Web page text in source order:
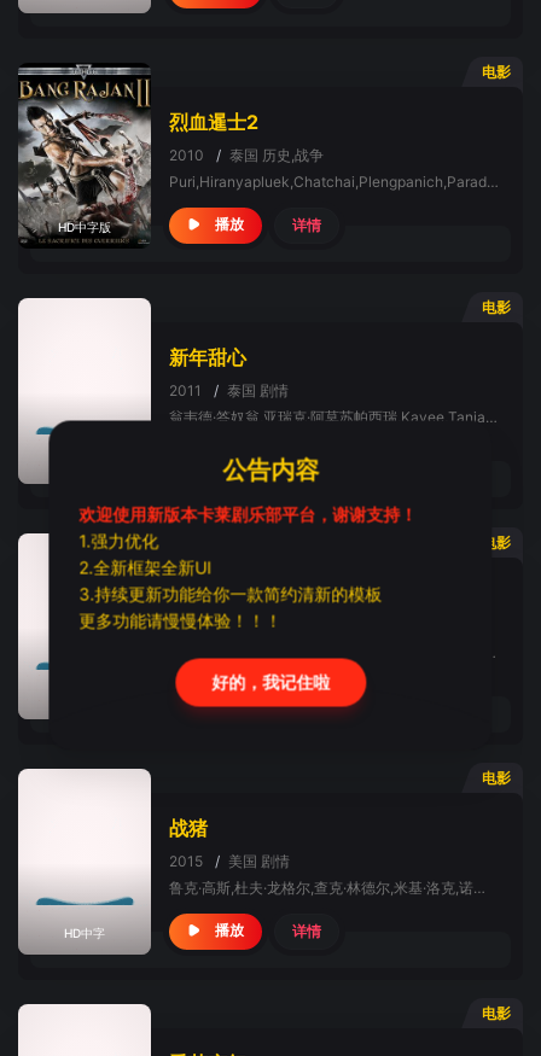
电影
HD中字版
烈血暹士2
2010 / 泰国 历史,战争
Puri,Hiranyapluek,Chatchai,Plengpanich,Paradorn,Srichaphan
播放 详情
电影
新年甜心
2011 / 泰国 剧情
翁韦德·答奴翁,亚瑞克·阿莫苏帕西瑞,Kavee,Tanjararak,Kohtee,Aramboy,Tanakrit,Panitchwit,托尼·拉卡恩,阿芮根妲·马哈乐沙空,娜特慧兰·塔美,阿萍雅·萨库尔加伦苏,Unsumalin,Sirasakpatharamaetha,Keerati,Mahaprukpong,Santana,Supunyo,Jaturong,Phooboon,Viyada,Komarakul-Nanakor,Kriengsak,Hriengtong
播放 详情
电影
情人节甜心
2012 / 泰国
爱情
亚瑞克·阿莫苏帕西瑞,Kohtee,Aramboy,阿芮根妲·马哈乐沙空,Keerati,Mahaprukpong,Tanakrit,Panitchwit,阿萍雅·萨库尔加伦苏,安苏玛琳·瑟拉帕萨默莎,Kavee,Tanjararak,娜特慧兰·塔美,翁韦德·答奴翁
播放 详情
电影
HD中字
战猪
2015 / 美国 剧情
鲁克·高斯,杜夫·龙格尔,查克·林德尔,米基·洛克,诺阿·西甘,Steven,Luke,瑞恩·凯利,Jake,Stormoen,K·C·克莱德,Randy,Beard,Apostolos,Gliarmis,Kellie,Hamilton,Nate,Harward,Maclain,Nelson,Angie,Papanikolas
播放 详情
电影
公告内容
欢迎使用新版本卡莱剧乐部平台，谢谢支持！
1.强力优化
2.全新框架全新UI
3.持续更新功能给你一款简约清新的模板
更多功能请慢慢体验！！！
好的，我记住啦